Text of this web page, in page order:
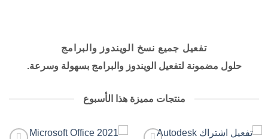
تفعيل جميع نسخ الويندوز والبرامج
حلول مضمونة لتفعيل الويندوز والبرامج بسهولة وسرعة.
منتجات مميزة هذا الأسبوع